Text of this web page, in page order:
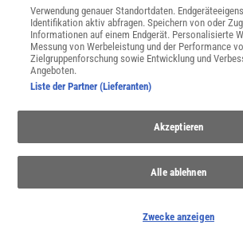
Sie können unsere Newsletter jederzeit wieder abbestellen.
mit Ihren personenbezogenen Daten finden Sie in unserer
SERVICES
Kontakt
Verwendung genauer Standortdaten.
Identifikation aktiv abfragen. Speichern von oder
Informationen auf einem Endgerät. Personalisierte
Messung von Werbeleistung und der Performance
Zielgruppenforschung sowie Entwicklung und
Angeboten.
Liste der Partner (Lieferanten)
Akzeptieren
Alle ablehnen
Zwecke anzeigen